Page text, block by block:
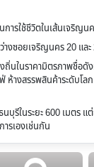
ารใช้ชีวิตในเส้นเจริญน
งซอยเจริญนคร 20 และ
ถิ่นในราคามิตรภาพชื่อดั
างสรรพสินค้าระดับโล
บุรีในระยะ 600 เมตร
รเองเช่นกัน